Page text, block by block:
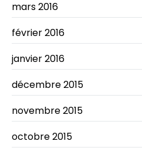
mars 2016
février 2016
janvier 2016
décembre 2015
novembre 2015
octobre 2015